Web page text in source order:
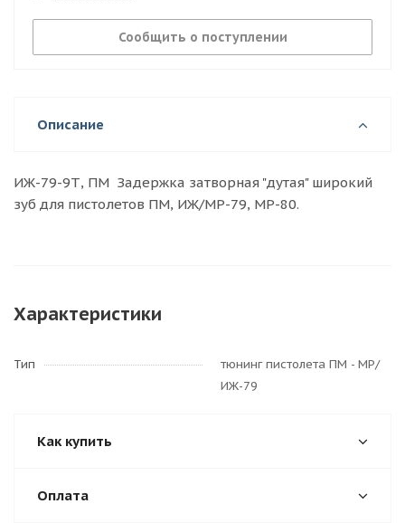
Сообщить о поступлении
Описание
ИЖ-79-9Т, ПМ Задержка затворная "дутая" широкий
зуб для пистолетов ПМ, ИЖ/МР-79, МР-80.
Характеристики
Тип
тюнинг пистолета ПМ - МР/
ИЖ-79
Как купить
Оплата